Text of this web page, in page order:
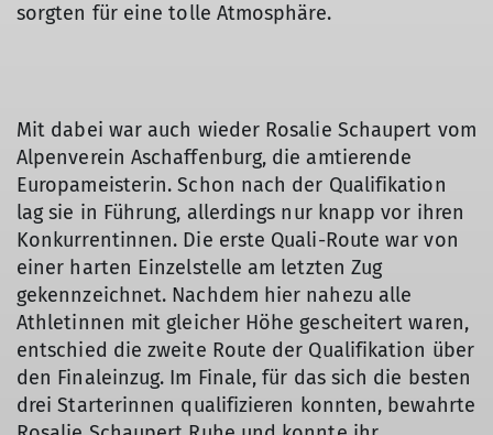
© Slobodan Misčović (IFSC)
sorgten für eine tolle Atmosphäre.
Mit dabei war auch wieder Rosalie Schaupert vom
Alpenverein Aschaffenburg, die amtierende
Europameisterin. Schon nach der Qualifikation
lag sie in Führung, allerdings nur knapp vor ihren
Konkurrentinnen. Die erste Quali-Route war von
einer harten Einzelstelle am letzten Zug
gekennzeichnet. Nachdem hier nahezu alle
Athletinnen mit gleicher Höhe gescheitert waren,
entschied die zweite Route der Qualifikation über
den Finaleinzug. Im Finale, für das sich die besten
drei Starterinnen qualifizieren konnten, bewahrte